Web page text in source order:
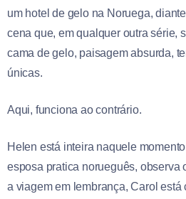
um hotel de gelo na Noruega,
cena que, em qualquer outra série,
cama de gelo, paisagem absurda,
únicas.
Aqui, funciona ao contrário.
Helen está inteira naquele
esposa pratica norueguês, observa
a viagem em lembrança, Carol está